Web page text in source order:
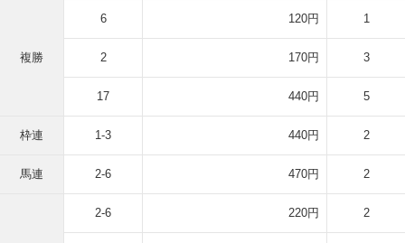
複勝
6 120円 1
2 170円 3
17 440円 5
枠連 1-3 440円 2
馬連 2-6 470円 2
2-6 220円 2